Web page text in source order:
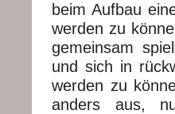
beim Aufbau
werden zu
gemeinsam
und sich in
werden zu
anders aus,